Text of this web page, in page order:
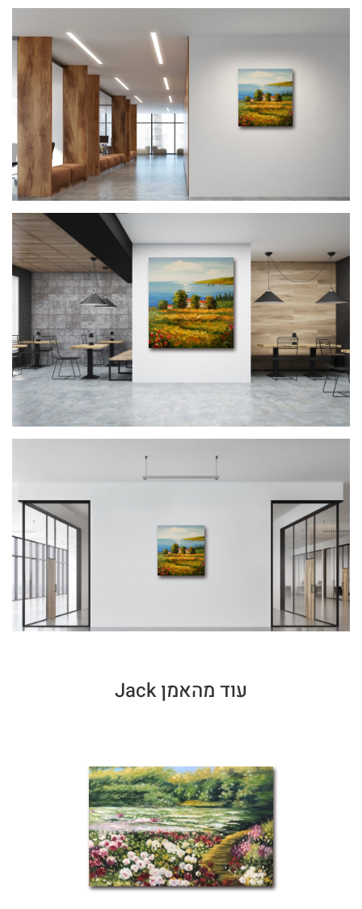
עוד מהאמן Jack